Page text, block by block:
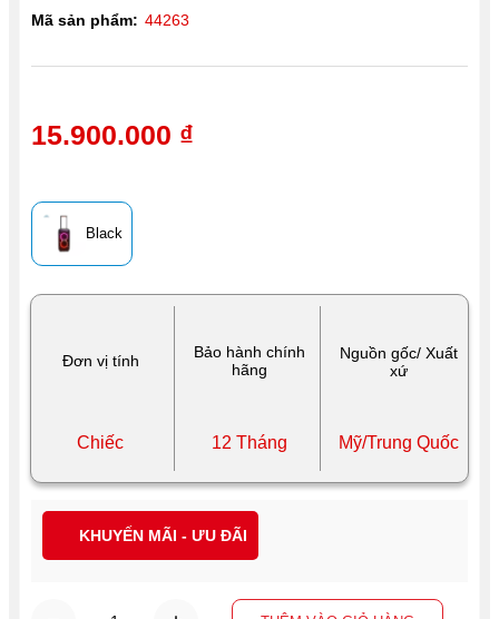
Đơn vị tính
Bảo hành chính
hãng
Nguồn gốc/ Xuất
xứ
Chiếc 12 Tháng Mỹ/Trung Quốc
Black
15.900.000 ₫
Mã sản phẩm: 44263
KHUYẾN MÃI - ƯU ĐÃI